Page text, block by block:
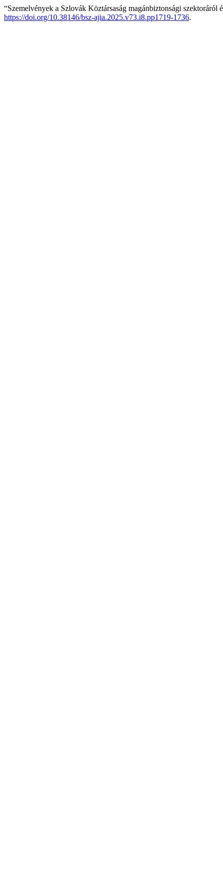
“Szemelvények a Szlovák Köztársaság magánbiztonsági
https://doi.org/10.38146/bsz-ajia.2025.v73.i8.pp1719-1736.